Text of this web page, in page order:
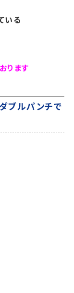
いる
ります
ブルパンチで